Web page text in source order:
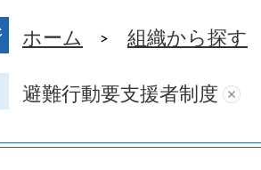
ホーム 組織から探す
避難行動要支援者制度